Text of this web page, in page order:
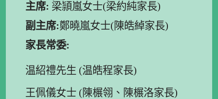
主席: 梁頴嵐女士(梁約純家長)
副主席:鄭曉嵐女士(陳皓綽家長)
家長常委:
温紹禮先生 (温皓程家長)
王佩儀女士 (陳榐翎、陳榐洛家長)